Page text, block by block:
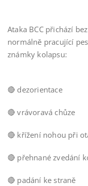
Ataka BCC přichází
normálně pracující
známky kolapsu:
🔴 dezorientace
🔴vrávoravá chůze
🔴 křížení nohou při
🔴 přehnané zvedání
🔴 padání ke straně